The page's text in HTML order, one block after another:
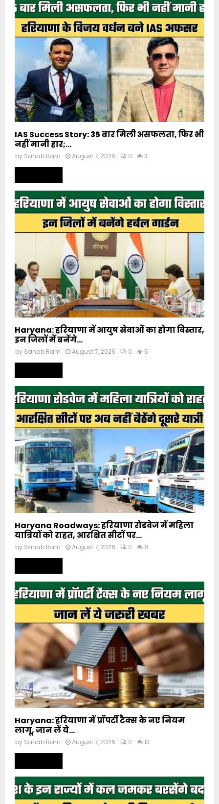
IAS Success Story: 35 बार मिली असफलता, फिर भी
नहीं मानी हार;...
by Sahab Ram August 7, 2026 0 3
Haryana: हरियाणा में आयुष सेवाओं का होगा विस्तार,
इन जिलों में बनेंगे...
by Sahab Ram August 7, 2026 0 5
Haryana Roadways: हरियाणा रोडवेज में महिला
यात्रियों को राहत, आरक्षित सीटों पर...
by Sahab Ram August 7, 2026 0 8
Haryana: हरियाणा में प्रॉपर्टी टैक्स के नए नियम
लागू, जान लें ये...
by Sahab Ram August 7, 2026 0 13